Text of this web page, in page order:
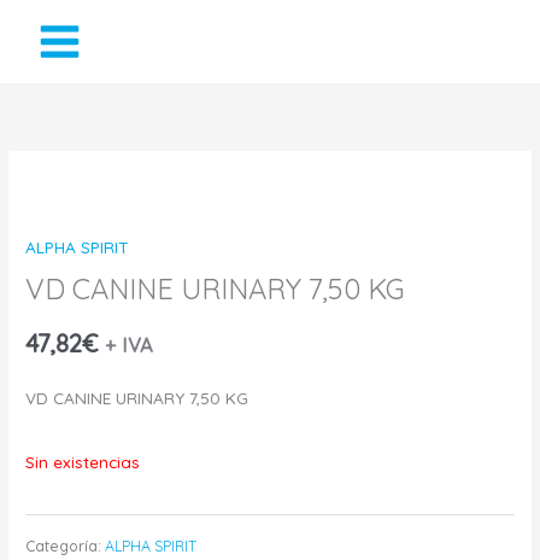
ALPHA SPIRIT
VD CANINE URINARY 7,50 KG
47,82€ + IVA
VD CANINE URINARY 7,50 KG
Sin existencias
Categoría:ALPHA SPIRIT